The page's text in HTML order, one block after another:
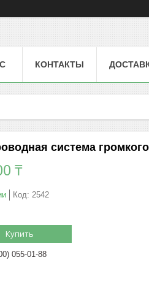
КОНТАКТЫ
система
₸
Код: 2542
Купить
055-01-88